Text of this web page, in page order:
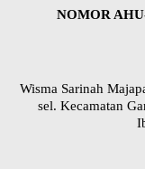
NOMOR
Wisma Sarinah
sel. Kecamatan